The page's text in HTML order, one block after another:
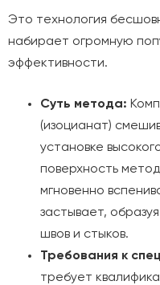
Это технология
набирает огромную
эффективности.
Суть метода:
(изоцианат)
установке
поверхность
мгновенно
застывает,
швов и стыков.
Требования к
требует